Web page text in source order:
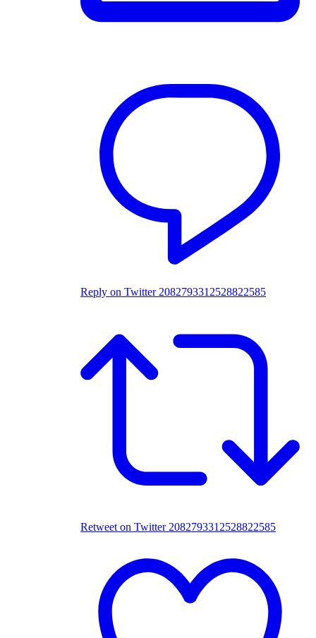
Reply on Twitter 2082793312528822585
Retweet on Twitter 2082793312528822585